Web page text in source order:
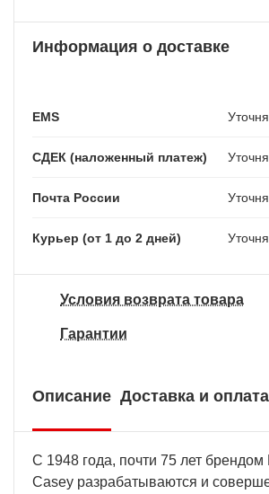
Информация о доставке
EMS
СДЕК (наложенный платеж)
Почта России
Курьер (от 1 до 2 дней)
Условия возврата товара
Гарантии
Описание Доставка и оплата
С 1948 года, почти 75 лет брендом
Casey разрабатываются и